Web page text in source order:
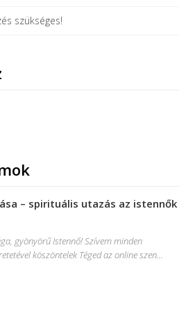
szükséges!
– spirituális utazás az istennők
gyönyörű Istennő! Szívem minden
köszöntelek Téged az online szen...